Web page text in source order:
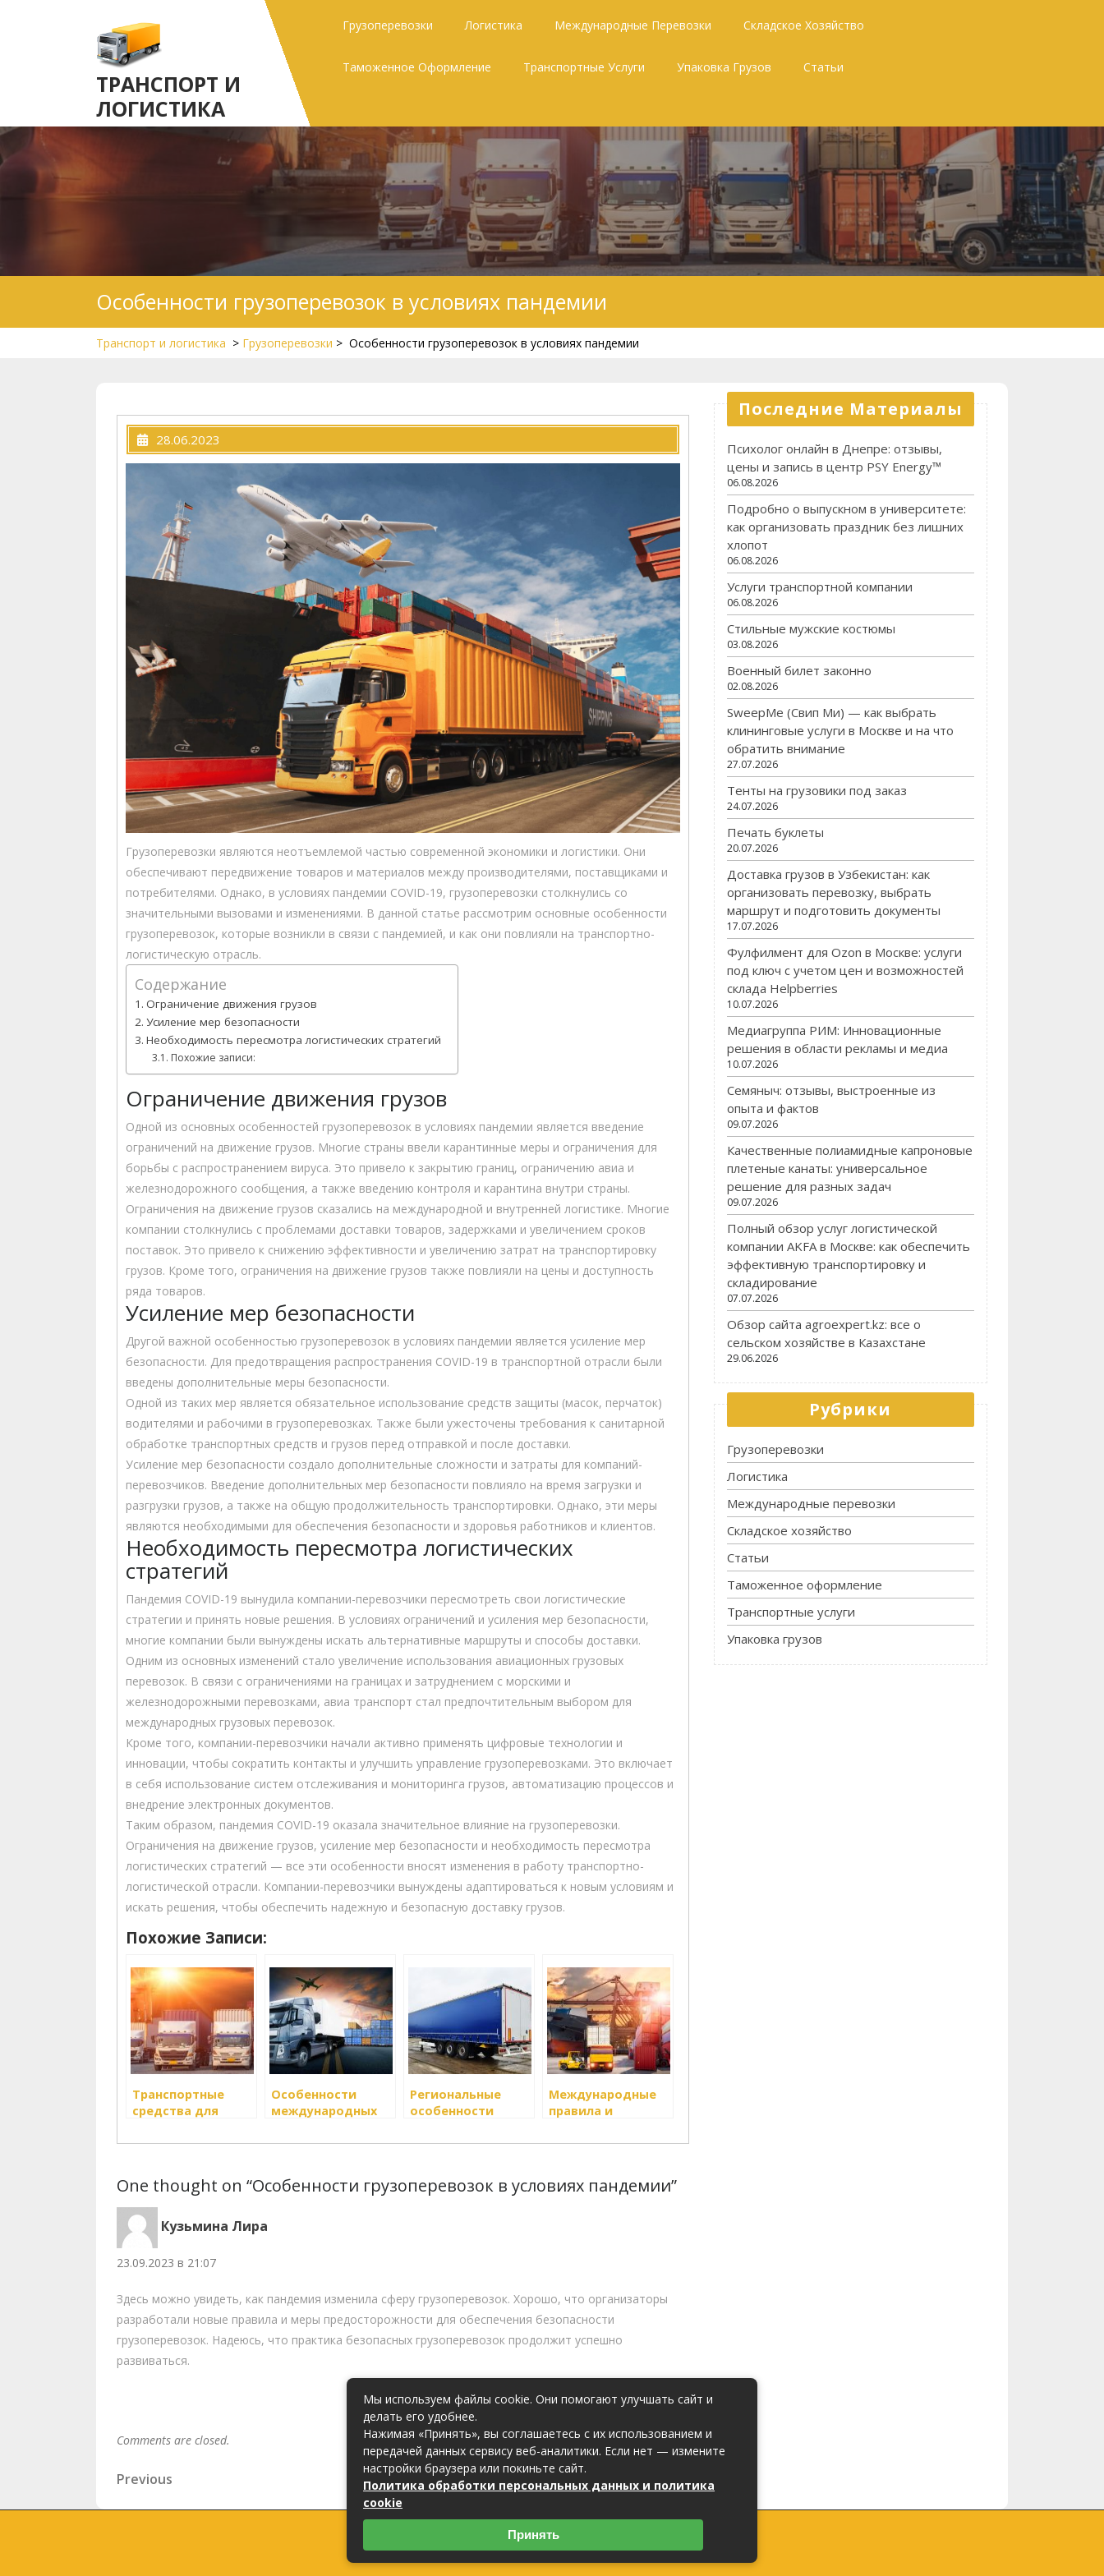
ТРАНСПОРТ И
ЛОГИСТИКА
Грузоперевозки Логистика Международные Перевозки Складское Хозяйство
Таможенное Оформление Транспортные Услуги Упаковка Грузов Статьи
Особенности грузоперевозок в условиях пандемии
Транспорт и логистика > Грузоперевозки > Особенности грузоперевозок в условиях пандемии
28.06.2023
Грузоперевозки являются неотъемлемой частью современной экономики и логистики. Они
обеспечивают передвижение товаров и материалов между производителями, поставщиками и
потребителями. Однако, в условиях пандемии COVID-19, грузоперевозки столкнулись со
значительными вызовами и изменениями. В данной статье рассмотрим основные особенности
грузоперевозок, которые возникли в связи с пандемией, и как они повлияли на транспортно-
логистическую отрасль.
Содержание
Ограничение движения грузов
Усиление мер безопасности
Необходимость пересмотра логистических стратегий
Похожие записи:
Ограничение движения грузов
Одной из основных особенностей грузоперевозок в условиях пандемии является введение
ограничений на движение грузов. Многие страны ввели карантинные меры и ограничения для
борьбы с распространением вируса. Это привело к закрытию границ, ограничению авиа и
железнодорожного сообщения, а также введению контроля и карантина внутри страны.
Ограничения на движение грузов сказались на международной и внутренней логистике. Многие
компании столкнулись с проблемами доставки товаров, задержками и увеличением сроков
поставок. Это привело к снижению эффективности и увеличению затрат на транспортировку
грузов. Кроме того, ограничения на движение грузов также повлияли на цены и доступность
ряда товаров.
Усиление мер безопасности
Другой важной особенностью грузоперевозок в условиях пандемии является усиление мер
безопасности. Для предотвращения распространения COVID-19 в транспортной отрасли были
введены дополнительные меры безопасности.
Одной из таких мер является обязательное использование средств защиты (масок, перчаток)
водителями и рабочими в грузоперевозках. Также были ужесточены требования к санитарной
обработке транспортных средств и грузов перед отправкой и после доставки.
Усиление мер безопасности создало дополнительные сложности и затраты для компаний-
перевозчиков. Введение дополнительных мер безопасности повлияло на время загрузки и
разгрузки грузов, а также на общую продолжительность транспортировки. Однако, эти меры
являются необходимыми для обеспечения безопасности и здоровья работников и клиентов.
Необходимость пересмотра логистических
стратегий
Пандемия COVID-19 вынудила компании-перевозчики пересмотреть свои логистические
стратегии и принять новые решения. В условиях ограничений и усиления мер безопасности,
многие компании были вынуждены искать альтернативные маршруты и способы доставки.
Одним из основных изменений стало увеличение использования авиационных грузовых
перевозок. В связи с ограничениями на границах и затруднением с морскими и
железнодорожными перевозками, авиа транспорт стал предпочтительным выбором для
международных грузовых перевозок.
Кроме того, компании-перевозчики начали активно применять цифровые технологии и
инновации, чтобы сократить контакты и улучшить управление грузоперевозками. Это включает
в себя использование систем отслеживания и мониторинга грузов, автоматизацию процессов и
внедрение электронных документов.
Таким образом, пандемия COVID-19 оказала значительное влияние на грузоперевозки.
Ограничения на движение грузов, усиление мер безопасности и необходимость пересмотра
логистических стратегий — все эти особенности вносят изменения в работу транспортно-
логистической отрасли. Компании-перевозчики вынуждены адаптироваться к новым условиям и
искать решения, чтобы обеспечить надежную и безопасную доставку грузов.
Похожие Записи:
Транспортные
средства для
виды и
Особенности
международных
Региональные
особенности
Международные
правила и
грузоперевозок
One thought on “Особенности грузоперевозок в условиях пандемии”
Кузьмина Лира
23.09.2023 в 21:07
Здесь можно увидеть, как пандемия изменила сферу грузоперевозок. Хорошо, что организаторы
разработали новые правила и меры предосторожности для обеспечения безопасности
грузоперевозок. Надеюсь, что практика безопасных грузоперевозок продолжит успешно
развиваться.
Comments are closed.
Навигация
по
Previous
Previous
Post
Next
Последние Материалы
Психолог онлайн в Днепре: отзывы,
цены и запись в центр PSY Energy™
06.08.2026
Подробно о выпускном в университете:
как организовать праздник без лишних
хлопот
06.08.2026
Услуги транспортной компании
06.08.2026
Стильные мужские костюмы
03.08.2026
Военный билет законно
02.08.2026
SweepMe (Свип Ми) — как выбрать
клининговые услуги в Москве и на что
обратить внимание
27.07.2026
Тенты на грузовики под заказ
24.07.2026
Печать буклеты
20.07.2026
Доставка грузов в Узбекистан: как
организовать перевозку, выбрать
маршрут и подготовить документы
17.07.2026
Фулфилмент для Ozon в Москве: услуги
под ключ с учетом цен и возможностей
склада Helpberries
10.07.2026
Медиагруппа РИМ: Инновационные
решения в области рекламы и медиа
10.07.2026
Семяныч: отзывы, выстроенные из
опыта и фактов
09.07.2026
Качественные полиамидные капроновые
плетеные канаты: универсальное
решение для разных задач
09.07.2026
Полный обзор услуг логистической
компании AKFA в Москве: как обеспечить
эффективную транспортировку и
складирование
07.07.2026
Обзор сайта agroexpert.kz: все о
сельском хозяйстве в Казахстане
29.06.2026
Рубрики
Грузоперевозки
Логистика
Международные перевозки
Складское хозяйство
Статьи
Таможенное оформление
Транспортные услуги
Упаковка грузов
Пользовательское соглашение
2023 (c) lider375.ru
Мы используем файлы cookie. Они помогают улучшать сайт и
делать его удобнее.
Нажимая «Принять», вы соглашаетесь с их использованием и
передачей данных сервису веб-аналитики. Если нет — измените
настройки браузера или покиньте сайт.
Политика обработки персональных данных и политика
cookie
Принять